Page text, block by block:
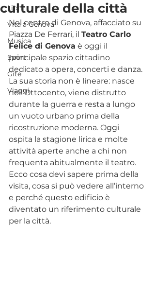
Libri
Vita a Genova
Musica
Sport
Gite
Viaggi
culturale della città
Nel centro di Genova, affacciato su
Piazza De Ferrari, il Teatro Carlo
Felice di Genova è oggi il
principale spazio cittadino
dedicato a opera, concerti e danza.
La sua storia non è lineare: nasce
nell’Ottocento, viene distrutto
durante la guerra e resta a lungo
un vuoto urbano prima della
ricostruzione moderna. Oggi
ospita la stagione lirica e molte
attività aperte anche a chi non
frequenta abitualmente il teatro.
Ecco cosa devi sapere prima della
visita, cosa si può vedere all’interno
e perché questo edificio è
diventato un riferimento culturale
per la città.